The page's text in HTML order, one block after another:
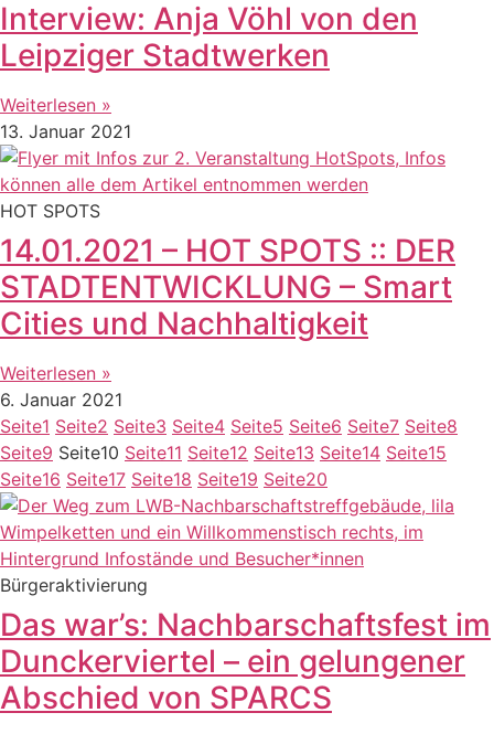
Interview: Anja Vöhl von den
Leipziger Stadtwerken
Weiterlesen »
13. Januar 2021
HOT SPOTS
14.01.2021 – HOT SPOTS :: DER
STADTENTWICKLUNG – Smart
Cities und Nachhaltigkeit
Weiterlesen »
6. Januar 2021
Seite1 Seite2 Seite3 Seite4 Seite5 Seite6 Seite7 Seite8
Seite9 Seite10 Seite11 Seite12 Seite13 Seite14 Seite15
Seite16 Seite17 Seite18 Seite19 Seite20
Bürgeraktivierung
Das war’s: Nachbarschaftsfest im
Dunckerviertel – ein gelungener
Abschied von SPARCS